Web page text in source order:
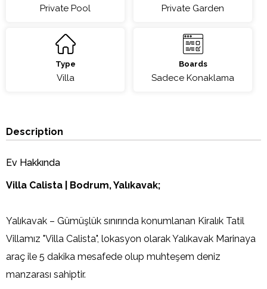
Private Pool Private Garden
Type
Villa
Boards
Sadece Konaklama
Description
Ev Hakkında
Villa Calista | Bodrum, Yalıkavak;
Yalıkavak – Gümüşlük sınırında konumlanan Kiralık Tatil
Villamız "Villa Calista", lokasyon olarak Yalıkavak Marinaya
araç ile 5 dakika mesafede olup muhteşem deniz
manzarası sahiptir.